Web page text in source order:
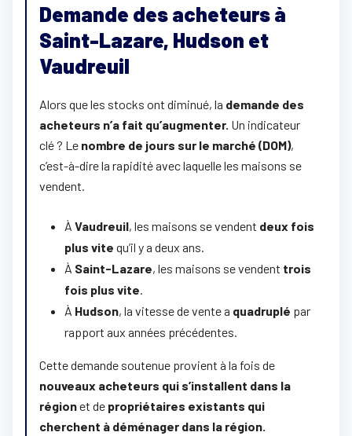
Demande des acheteurs à
Saint-Lazare, Hudson et
Vaudreuil
Alors que les stocks ont diminué, la demande des
acheteurs n’a fait qu’augmenter. Un indicateur
clé ? Le nombre de jours sur le marché (DOM),
c’est-à-dire la rapidité avec laquelle les maisons se
vendent.
À Vaudreuil, les maisons se vendent deux fois
plus vite qu’il y a deux ans.
À Saint-Lazare, les maisons se vendent trois
fois plus vite
À Hudson, la vitesse de vente a quadruplé par
rapport aux années précédentes.
Cette demande soutenue provient à la fois de
nouveaux acheteurs qui s’installent dans la
régionet de propriétaires existants qui
cherchent à déménager dans la région.